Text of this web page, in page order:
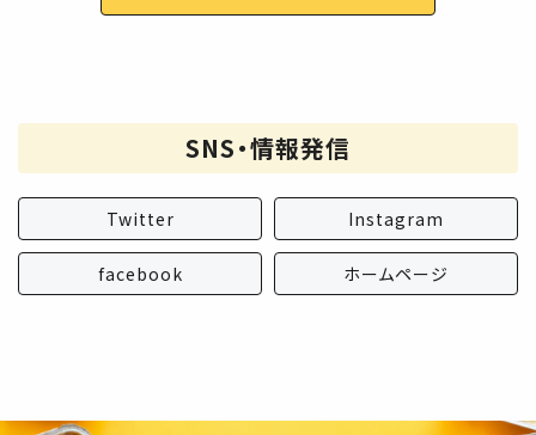
SNS・情報発信
Twitter Instagram
facebook ホームページ